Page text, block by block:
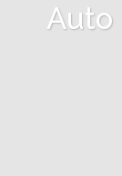
Auto